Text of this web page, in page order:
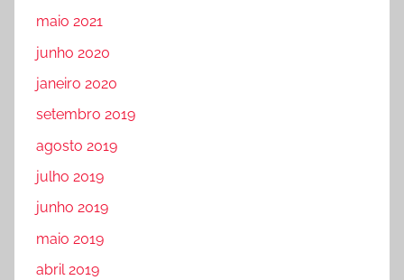
maio 2021
junho 2020
janeiro 2020
setembro 2019
agosto 2019
julho 2019
junho 2019
maio 2019
abril 2019